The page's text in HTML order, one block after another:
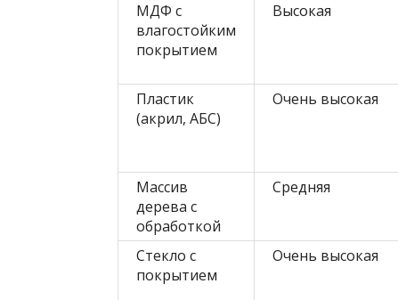
МДФ с
влагостойким
покрытием
Высокая
Пластик
(акрил, АБС)
Очень высокая
Массив
дерева с
обработкой
Средняя
Стекло с
покрытием
Очень высокая